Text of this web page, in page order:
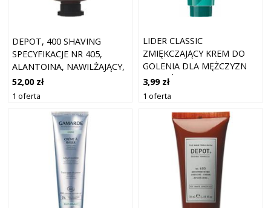
DEPOT, 400 SHAVING
SPECYFIKACJE NR 405,
ALANTOINA, NAWILŻAJĄCY,
KREM DO GOLENIA, 30 ML
52,00 zł
1 oferta
LIDER CLASSIC
ZMIĘKCZAJĄCY KREM DO
GOLENIA DLA MĘŻCZYZN
NAWILŻAJĄCY 95G
3,99 zł
1 oferta